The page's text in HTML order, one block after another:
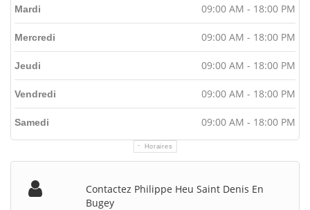
Horaires
Mardi 09:00 AM - 18:00 PM
Mercredi 09:00 AM - 18:00 PM
Jeudi 09:00 AM - 18:00 PM
Vendredi 09:00 AM - 18:00 PM
Samedi 09:00 AM - 18:00 PM
Contactez Philippe Heu Saint Denis En
Bugey